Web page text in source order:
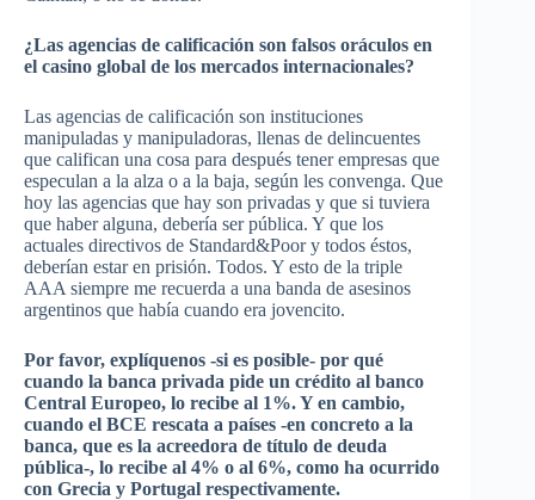
¿Las agencias de calificación son falsos oráculos en
el casino global de los mercados internacionales?
Las agencias de calificación son instituciones
manipuladas y manipuladoras, llenas de delincuentes
que califican una cosa para después tener empresas que
especulan a la alza o a la baja, según les convenga. Que
hoy las agencias que hay son privadas y que si tuviera
que haber alguna, debería ser pública. Y que los
actuales directivos de Standard&Poory todos éstos,
deberían estar en prisión. Todos. Y esto de la triple
AAA siempre me recuerda a una banda de asesinos
argentinos que había cuando era jovencito.
Por favor, explíquenos -si es posible- por qué
cuando la banca privada pide un crédito al banco
Central Europeo, lo recibe al 1%. Y en cambio,
cuando el BCE rescata a países -en concreto a la
banca, que es la acreedora de título de deuda
pública-, lo recibe al 4% o al 6%, como ha ocurrido
con Grecia y Portugal respectivamente.